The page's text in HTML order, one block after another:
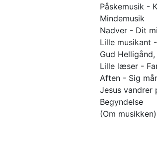
Påskemusik -
Mindemusik
Nadver - Dit
Lille musikant
Gud
Lille læser -
Aften - Sig
Jesus vandrer
Begyndelse
(Om musikken)